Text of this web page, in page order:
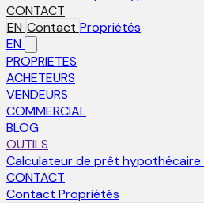
CONTACT
EN Contact Propriétés
EN
PROPRIETES
ACHETEURS
VENDEURS
COMMERCIAL
BLOG
OUTILS
Calculateur de prêt hypothécaire
CONTACT
Contact Propriétés